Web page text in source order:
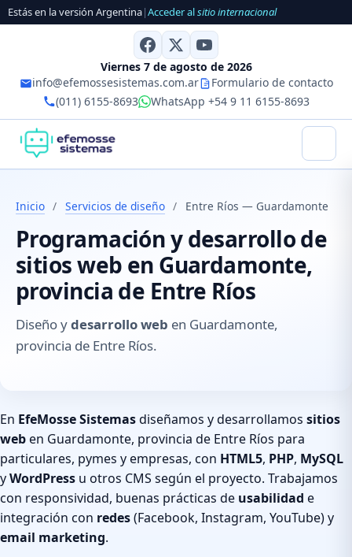
Estás en la versión Argentina|Acceder alsitio internacional
Viernes 7 de agosto de 2026
info@efemossesistemas.com.ar
Formulario de contacto
(011) 6155-8693
WhatsApp +54 9 11 6155-8693
Inicio / Servicios de diseño / Entre Ríos — Guardamonte
Programación y desarrollo de
sitios web en Guardamonte,
provincia de Entre Ríos
Diseño ydesarrollo web en Guardamonte,
provincia de Entre Ríos.
En EfeMosse Sistemasdiseñamos y desarrollamos sitios
weben Guardamonte, provincia de Entre Ríos para
particulares, pymes y empresas, con HTML5, PHP, MySQL
yWordPress u otros CMS según el proyecto. Trabajamos
con responsividad, buenas prácticas de usabilidad e
integración con redes(Facebook, Instagram, YouTube) y
email marketing.